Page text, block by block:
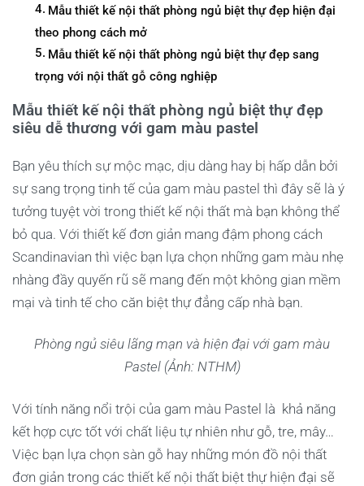
Mẫu thiết kế nội thất phòng ngủ biệt thự đẹp hiện đại
theo phong cách mở
Mẫu thiết kế nội thất phòng ngủ biệt thự đẹp sang
trọng với nội thất gỗ công nghiệp
Mẫu thiết kế nội thất phòng ngủ biệt thự đẹp
siêu dễ thương với gam màu pastel
Bạn yêu thích sự mộc mạc, dịu dàng hay bị hấp dẫn bởi
sự sang trọng tinh tế của gam màu pastel thì đây sẽ là ý
tưởng tuyệt vời trong thiết kế nội thất mà bạn không thể
bỏ qua. Với thiết kế đơn giản mang đậm phong cách
Scandinavian thì việc bạn lựa chọn những gam màu nhẹ
nhàng đầy quyến rũ sẽ mang đến một không gian mềm
mại và tinh tế cho căn biệt thự đẳng cấp nhà bạn.
Phòng ngủ siêu lãng mạn và hiện đại với gam màu
Pastel (Ảnh: NTHM)
Với tính năng nổi trội của gam màu Pastel là khả năng
kết hợp cực tốt với chất liệu tự nhiên như gỗ, tre, mây…
Việc bạn lựa chọn sàn gỗ hay những món đồ nội thất
đơn giản trong các thiết kế nội thất biệt thự hiện đại sẽ